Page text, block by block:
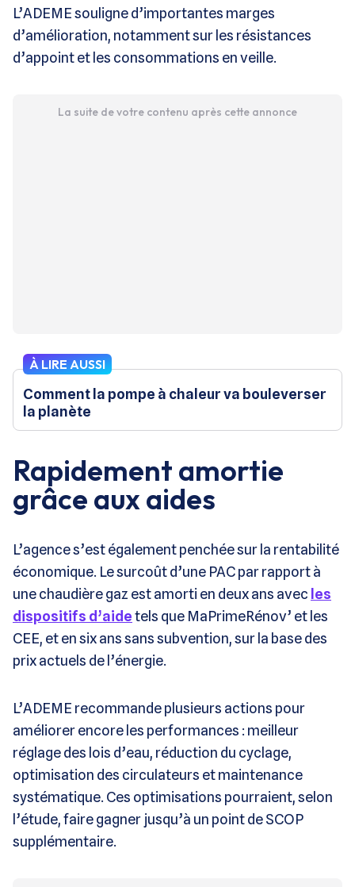
L’ADEME souligne d’importantes marges
d’amélioration, notamment sur les résistances
d’appoint et les consommations en veille.
La suite de votre contenu après cette annonce
À LIRE AUSSI
Comment la pompe à chaleur va bouleverser
la planète
Rapidement amortie
grâce aux aides
L’agence s’est également penchée sur la rentabilité
économique. Le surcoût d’une PAC par rapport à
une chaudière gaz est amorti en deux ans avec les
dispositifs d’aidetels que MaPrimeRénov’ et les
CEE, et en six ans sans subvention, sur la base des
prix actuels de l’énergie.
L’ADEME recommande plusieurs actions pour
améliorer encore les performances : meilleur
réglage des lois d’eau, réduction du cyclage,
optimisation des circulateurs et maintenance
systématique. Ces optimisations pourraient, selon
l’étude, faire gagner jusqu’à un point de SCOP
supplémentaire.